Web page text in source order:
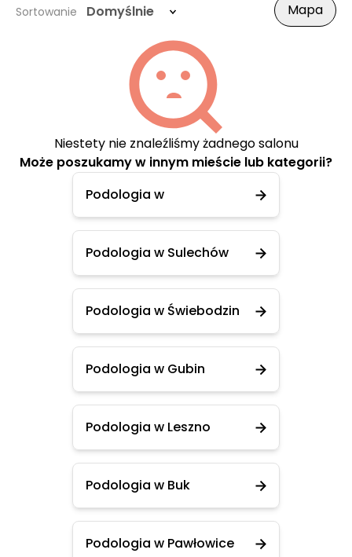
Sortowanie Domyślnie Mapa
Niestety nie znaleźliśmy żadnego salonu
Może poszukamy w innym mieście lub kategorii?
Podologia w
Podologia w Sulechów
Podologia w Świebodzin
Podologia w Gubin
Podologia w Leszno
Podologia w Buk
Podologia w Pawłowice